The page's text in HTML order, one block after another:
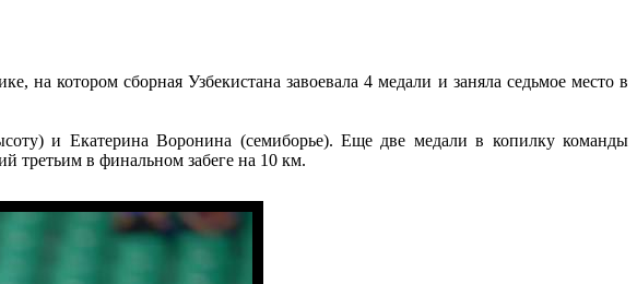
на котором сборная Узбекистана завоевала 4 медали и заняла седьмое место в
и Екатерина Воронина (семиборье). Еще две медали в копилку команды
третьим в финальном забеге на 10 км.